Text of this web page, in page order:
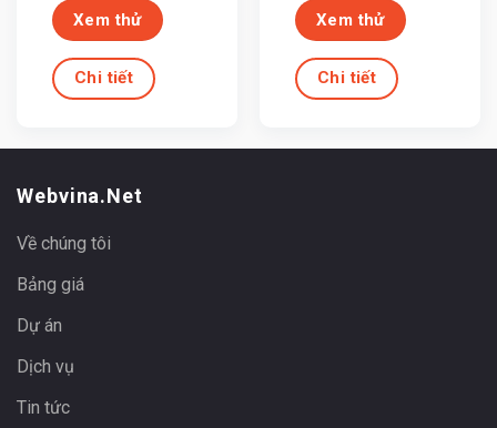
Xem thử
Chi tiết
Xem thử
Chi tiết
Webvina.net
Về chúng tôi
Bảng giá
Dự án
Dịch vụ
Tin tức